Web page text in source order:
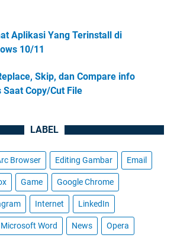
Aplikasi Yang Terinstall di
10/11
Skip, dan Compare info
Copy/Cut File
LABEL
Browser Editing Gambar Email
Game Google Chrome
Internet LinkedIn
Microsoft Word News Opera